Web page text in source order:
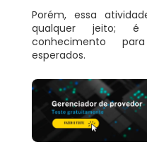
Porém, essa
qualquer jeito; é
conhecimento
esperados.